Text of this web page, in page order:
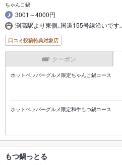
ちゃんこ鍋
3001～4000円
渕高駅より東側｡国道155号線沿いです｡
口コミ投稿特典対象店
クーポン
ホットペッパーグルメ限定ちゃんこ鍋コース
ホットペッパーグルメ限定和牛もつ鍋コース
もつ鍋っとる